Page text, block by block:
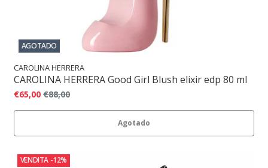
AGOTADO
CAROLINA HERRERA
CAROLINA HERRERA Good Girl Blush elixir edp 80 ml
€65,00 €88,00
Agotado
VENDITA -12%